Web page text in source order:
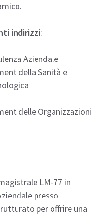
indirizzi:
Aziendale
della Sanità e
delle Organizzazioni
LM-77 in
presso
per offrire una